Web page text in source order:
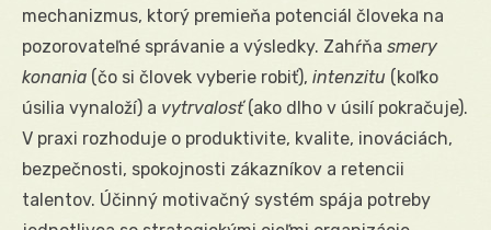
mechanizmus, ktorý premieňa potenciál človeka na
pozorovateľné správanie a výsledky. Zahŕňa smery
konania (čo si človek vyberie robiť), intenzitu (koľko
úsilia vynaloží) a vytrvalosť(ako dlho v úsilí pokračuje).
V praxi rozhoduje o produktivite, kvalite, inováciách,
bezpečnosti, spokojnosti zákazníkov a retencii
talentov. Účinný motivačný systém spája potreby